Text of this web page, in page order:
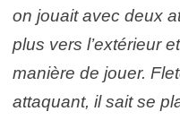
on jouait avec deux
plus vers l’extérieur
manière de jouer.
attaquant, il sait se